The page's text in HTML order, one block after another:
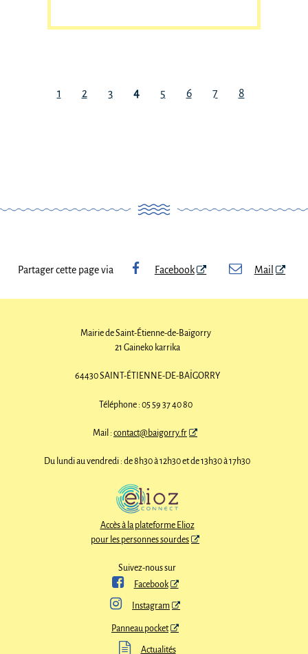
1 2 3 4 5 6 7 8
Partager cette page via Facebook Mail
Mairie de Saint-Étienne-de-Baïgorry
21 Gaineko karrika
64430 SAINT-ÉTIENNE-DE-BAÏGORRY
Téléphone : 05 59 37 40 80
Mail :contact@baigorry.fr
Du lundi au vendredi : de 8h30 à 12h30 et de 13h30 à 17h30
Accès à la plateforme Elioz
pour les personnes sourdes
Suivez-nous sur
 Facebook
 Instagram
Panneau pocket
 Actualités